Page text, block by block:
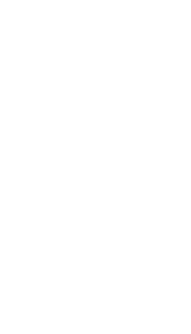
Unsere hochwertige
bestehend aus einer
Ernährungsfachleuten
Fischanteil von ca. 70% im
Schlachtabfälle). Höchste